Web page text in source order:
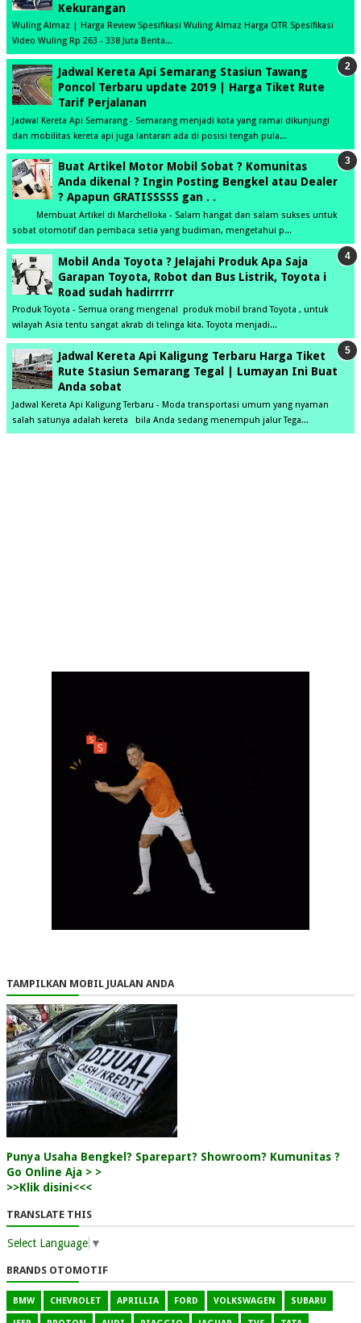
Kekurangan
Wuling Almaz | Harga Review Spesifikasi Wuling Almaz Harga OTR Spesifikasi
Video Wuling Rp 263 - 338 Juta Berita...
Jadwal Kereta Api Semarang Stasiun Tawang
Poncol Terbaru update 2019 | Harga Tiket Rute
Tarif Perjalanan
Jadwal Kereta Api Semarang - Semarang menjadi kota yang ramai dikunjungi
dan mobilitas kereta api juga lantaran ada di posisi tengah pula...
Buat Artikel Motor Mobil Sobat ? Komunitas
Anda dikenal ? Ingin Posting Bengkel atau Dealer
? Apapun GRATISSSSS gan . .
Membuat Artikel di Marchelloka - Salam hangat dan salam sukses untuk
sobat otomotif dan pembaca setia yang budiman, mengetahui p...
Mobil Anda Toyota ? Jelajahi Produk Apa Saja
Garapan Toyota, Robot dan Bus Listrik, Toyota i
Road sudah hadirrrrr
Produk Toyota - Semua orang mengenal produk mobil brand Toyota , untuk
wilayah Asia tentu sangat akrab di telinga kita. Toyota menjadi...
Jadwal Kereta Api Kaligung Terbaru Harga Tiket
Rute Stasiun Semarang Tegal | Lumayan Ini Buat
Anda sobat
Jadwal Kereta Api Kaligung Terbaru - Moda transportasi umum yang nyaman
salah satunya adalah kereta bila Anda sedang menempuh jalur Tega...
TAMPILKAN MOBIL JUALAN ANDA
Punya Usaha Bengkel? Sparepart? Showroom? Kumunitas ?
Go Online Aja > >
>>Klik disini<<<
TRANSLATE THIS
Select Language ▼
BRANDS OTOMOTIF
BMW CHEVROLET APRILLIA FORD VOLKSWAGEN SUBARU